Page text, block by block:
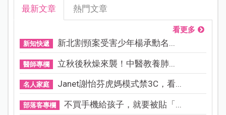
最新文章 熱門文章
看更多
新知快遞 新北割頸案受害少年楊承勳名...
醫師專欄 立秋後秋燥來襲！中醫教養肺...
名人家庭 Janet謝怡芬虎媽模式禁3C，看...
部落客專欄 不買手機給孩子，就要被貼「...